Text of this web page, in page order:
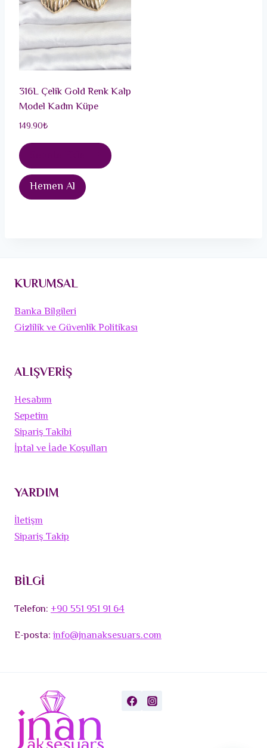
316L Çelik Gold Renk Kalp
Model Kadın Küpe
149.90₺
Hemen Al
KURUMSAL
Banka Bilgileri
Gizlilik ve Güvenlik Politikası
ALIŞVERİŞ
Hesabım
Sepetim
Sipariş Takibi
İptal ve İade Koşulları
YARDIM
İletişm
Sipariş Takip
BİLGİ
Telefon:+90 551 951 91 64
E-posta:info@jnanaksesuars.com